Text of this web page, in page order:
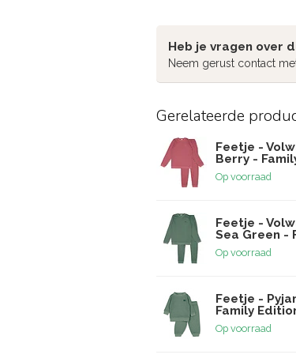
Heb je vragen over
Neem gerust contact
Gerelateerde
Feetje -
Berry -
Op voorraad
Feetje -
Sea Green -
Op voorraad
Feetje -
Family
Op voorraad